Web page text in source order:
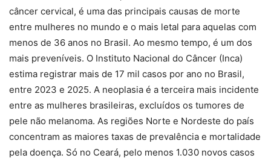
câncer cervical, é uma das principais causas de morte
entre mulheres no mundo e o mais letal para aquelas com
menos de 36 anos no Brasil. Ao mesmo tempo, é um dos
mais preveníveis. O Instituto Nacional do Câncer (Inca)
estima registrar mais de 17 mil casos por ano no Brasil,
entre 2023 e 2025. A neoplasia é a terceira mais incidente
entre as mulheres brasileiras, excluídos os tumores de
pele não melanoma. As regiões Norte e Nordeste do país
concentram as maiores taxas de prevalência e mortalidade
pela doença. Só no Ceará, pelo menos 1.030 novos casos